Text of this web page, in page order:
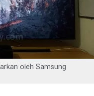
oleh Samsung